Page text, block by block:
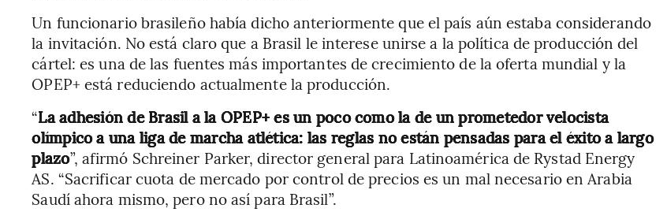
Un funcionario brasileño había dicho anteriormente que el país aún estaba considerando
la invitación. No está claro que a Brasil le interese unirse a la política de producción del
cártel: es una de las fuentes más importantes de crecimiento de la oferta mundial y la
OPEP+ está reduciendo actualmente la producción.
“La adhesión de Brasil a la OPEP+ es un poco como la de un prometedor velocista
olímpico a una liga de marcha atlética: las reglas no están pensadas para el éxito a largo
plazo”, afirmó Schreiner Parker, director general para Latinoamérica de Rystad Energy
AS. “Sacrificar cuota de mercado por control de precios es un mal necesario en Arabia
Saudí ahora mismo, pero no así para Brasil”.